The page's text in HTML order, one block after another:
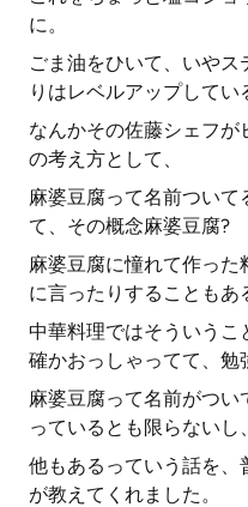
に。
ごま油をひいて、いやス
りはレベルアップしてい
なんかその佐藤シェフ
の考え方として、
麻婆豆腐って名前ついて
て、その概念麻婆豆腐?
麻婆豆腐に憧れて作っ
に言ったりすることもあ
中華料理ではそういうこ
確かおっしゃってて、勉
麻婆豆腐って名前がつい
っているとも限らないし、
他もあるっていう話を、
が教えてくれました。